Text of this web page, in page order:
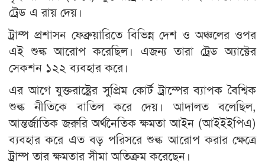
ট্রেড এ রায় দেয়।
ট্রাম্প প্রশাসন ফেব্রুয়ারিতে বিভিন্ন দেশ ও অঞ্চলের ওপর
এই শুল্ক আরোপ করেছিল। এজন্য তারা ট্রেড অ্যাক্টের
সেকশন ১২২ ব্যবহার করে।
এর আগে যুক্তরাষ্ট্রের সুপ্রিম কোর্ট ট্রাম্পের ব্যাপক বৈশ্বিক
শুল্ক নীতিকে বাতিল করে দেয়। আদালত বলেছিল,
আন্তর্জাতিক জরুরি অর্থনৈতিক ক্ষমতা আইন (আইইইপিএ)
ব্যবহার করে এত বড় পরিসরে শুল্ক আরোপ করার ক্ষেত্রে
ট্রাম্প তার ক্ষমতার সীমা অতিক্রম করেছেন।